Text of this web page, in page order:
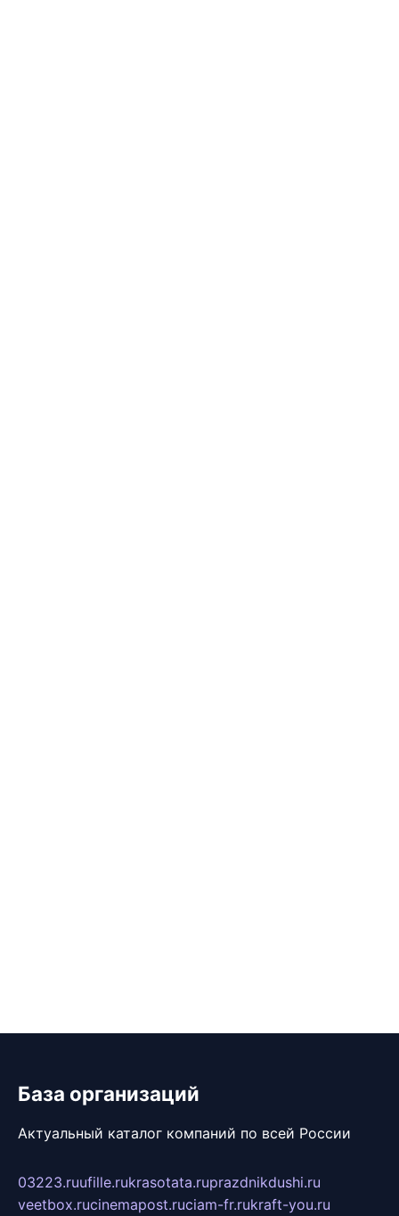
База организаций
Актуальный каталог компаний по всей России
03223.ruufille.rukrasotata.ruprazdnikdushi.ru
veetbox.rucinemapost.ruciam-fr.rukraft-you.ru